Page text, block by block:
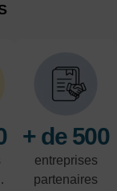
+ de 500
entreprises
partenaires